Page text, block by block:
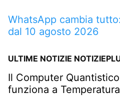
WhatsApp cambia
dal 10 agosto 2026
ULTIME NOTIZIE
Il Computer
funziona a